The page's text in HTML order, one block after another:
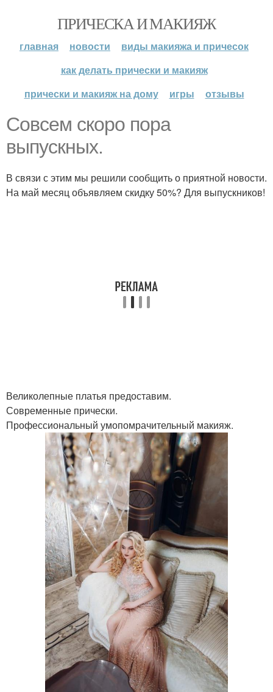
ПРИЧЕСКА И МАКИЯЖ
главная новости
виды макияжа и причесок
как делать прически и макияж
прически и макияж на дому
игры отзывы
Совсем скоро пора
выпускных.
В связи с этим мы решили сообщить о приятной новости.
На май месяц объявляем скидку 50%? Для выпускников!
Великолепные платья предоставим.
Современные прически.
Профессиональный умопомрачительный макияж.